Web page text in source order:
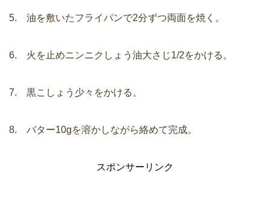
5. 油を敷いたフライパンで2分ずつ両面を焼く。
6. 火を止めニンニクしょう油大さじ1/2をかける。
7. 黒こしょう少々をかける。
8. バター10gを溶かしながら絡めて完成。
スポンサーリンク